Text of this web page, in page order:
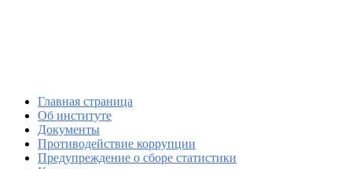
Главная страница
Об институте
Документы
Противодействие коррупции
Предупреждение о сборе статистики